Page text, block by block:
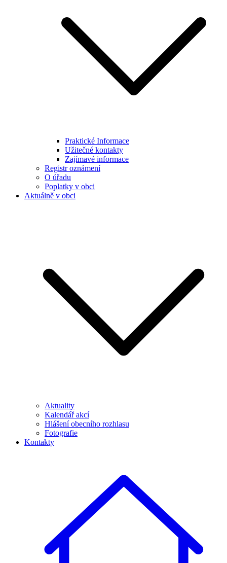
Praktické Informace
Užitečné kontakty
Zajímavé informace
Registr oznámení
O úřadu
Poplatky v obci
Aktuálně v obci
Aktuality
Kalendář akcí
Hlášení obecního rozhlasu
Fotografie
Kontakty